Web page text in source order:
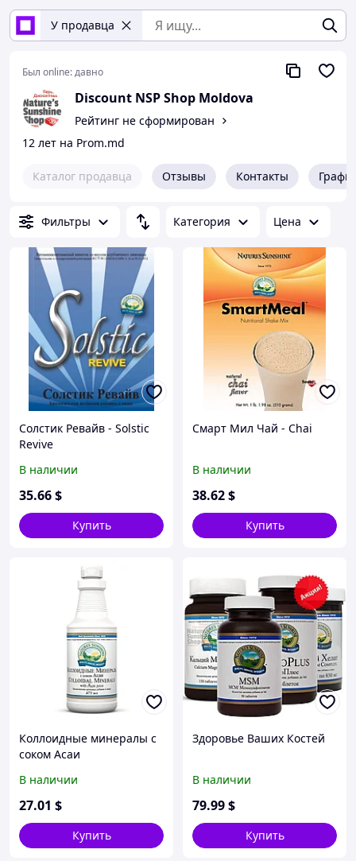
У продавца
Был online:давно
Discount NSP Shop Moldova
Рейтинг не сформирован
12 лет на Prom.md
Каталог продавца Отзывы Контакты
Фильтры Категория Цена
Солстик Ревайв - Solstic
Revive
В наличии
35.66$
Купить
Смарт Мил Чай - Chai
В наличии
38.62$
Купить
Коллоидные минералы с
соком Асаи
В наличии
27.01 $
Купить
Здоровье Ваших Костей
В наличии
79.99$
Купить